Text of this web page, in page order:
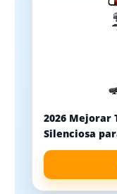
2026 Mejorar
Silenciosa